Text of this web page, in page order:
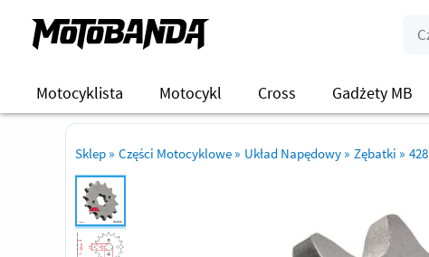
Motocyklista Motocykl Cross Gadżety MB
Sklep » Części Motocyklowe » Układ Napędowy » Zębatki » 428